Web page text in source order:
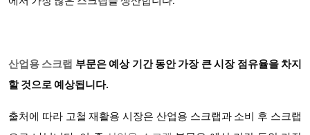
산업용 스크랩 부문은 예상 기간 동안 가장 큰 시장 점유율을 차지
할 것으로 예상됩니다.
출처에 따라 고철 재활용 시장은 산업용 스크랩과 소비 후 스크랩